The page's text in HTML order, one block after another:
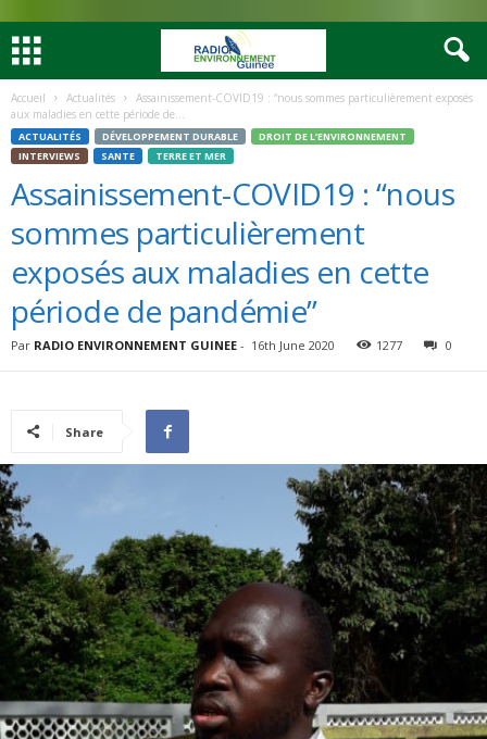
Accueil Actualités
Assainissement-COVID19 : “nous sommes particulièrement exposés
aux maladies en cette période de...
ACTUALITÉS DÉVELOPPEMENT DURABLE
DROIT DE L’ENVIRONNEMENT
INTERVIEWS
SANTE TERRE ET MER
Assainissement-COVID19 : “nous
sommes particulièrement
exposés aux maladies en cette
période de pandémie”
Par RADIO ENVIRONNEMENT GUINEE - 16th June 2020 1277 0
Share